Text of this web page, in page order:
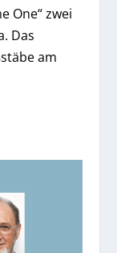
One“ zwei
Das
am